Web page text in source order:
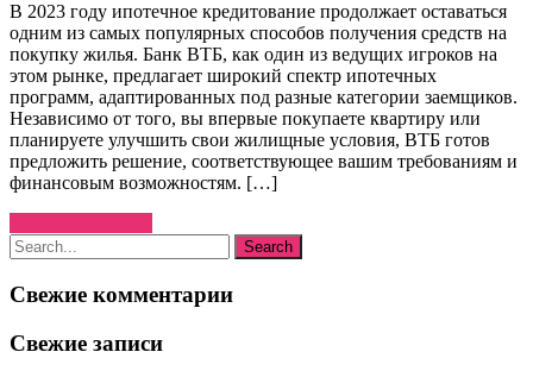
В 2023 году ипотечное кредитование продолжает оставаться
одним из самых популярных способов получения средств на
покупку жилья. Банк ВТБ, как один из ведущих игроков на
этом рынке, предлагает широкий спектр ипотечных
программ, адаптированных под разные категории заемщиков.
Независимо от того, вы впервые покупаете квартиру или
планируете улучшить свои жилищные условия, ВТБ готов
предложить решение, соответствующее вашим требованиям и
финансовым возможностям. […]
Свежие комментарии
Свежие записи